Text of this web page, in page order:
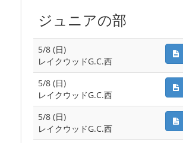
ジュニアの部
5/8 (日)
レイクウッドG.C.西
5/8 (日)
レイクウッドG.C.西
5/8 (日)
レイクウッドG.C.西